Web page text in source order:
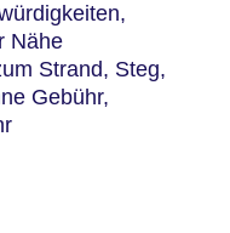
Nähe
Strand, Steg,
Gebühr,